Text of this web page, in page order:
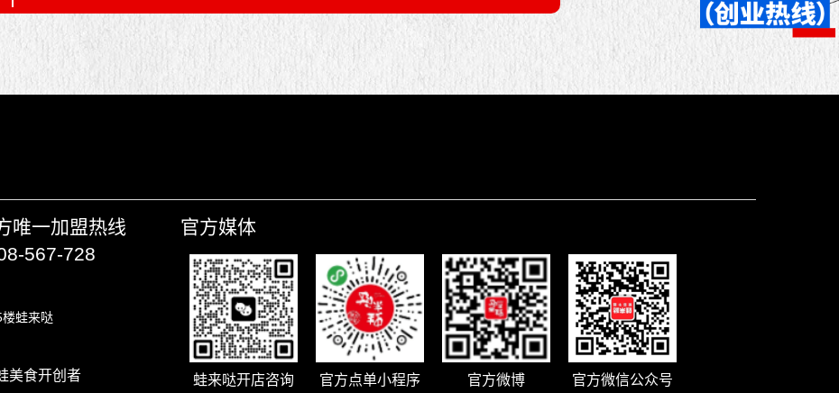
唯一加盟热线
567-728
蛙来哒
美食开创者
官方媒体
蛙来哒开店咨询 官方点单小程序 官方微博 官方微信公众号